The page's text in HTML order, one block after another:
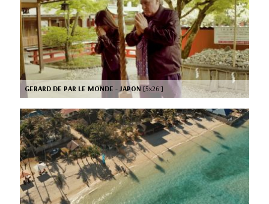
GERARD DE PAR LE MONDE - JAPON [5x26’]